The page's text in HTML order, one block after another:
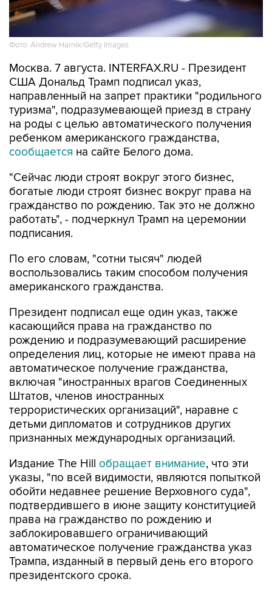
Фото: Andrew Harnik/Getty Images
Москва. 7 августа. INTERFAX.RU - Президент
направленный на запрет практики "родильного
туризма", подразумевающей приезд в страну
на роды с целью автоматического получения
ребенком американского гражданства,
сообщаетсяна сайте Белого дома.
"Сейчас люди строят вокруг этого бизнес,
гражданство по рождению. Так это не должно
работать", - подчеркнул Трамп на церемонии
подписания.
По его словам, "сотни тысяч" людей
американского гражданства.
Президент подписал еще один указ, также
рождению и подразумевающий расширение
определения лиц, которые не имеют права на
автоматическое получение гражданства,
включая "иностранных врагов Соединенных
Штатов, членов иностранных
террористических организаций", наравне с
детьми дипломатов и сотрудников других
признанных международных организаций.
Издание The Hillобращает внимание, что эти
обойти недавнее решение Верховного суда",
подтвердившего в июне защиту конституцией
права на гражданство по рождению и
заблокировавшего ограничивающий
автоматическое получение гражданства указ
Трампа, изданный в первый день его второго
президентского срока.
"В Верховном суде было принято очень